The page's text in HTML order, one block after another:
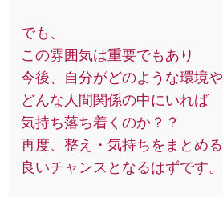
でも、
この雰囲気は重要でもあり
今後、自分がどのような環境や
どんな人間関係の中にいれば
気持ち落ち着くのか？？
再度、整え・気持ちをまとめる
良いチャンスとなるはずです。